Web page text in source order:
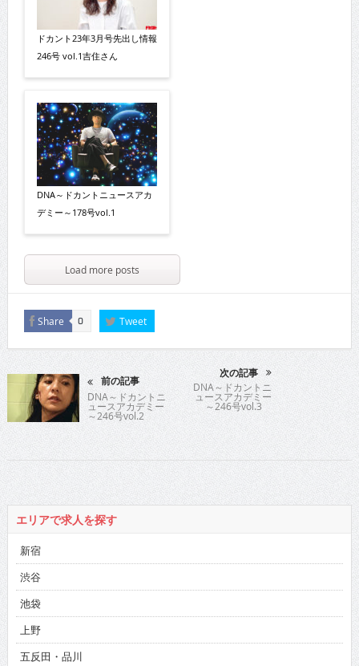
ドカント23年3月号先出し情報
246号 vol.1吉住さん
DNA～ドカントニュースアカ
デミー～178号vol.1
Load more posts
Share 0 Tweet
前の記事
DNA～ドカントニ
ュースアカデミー
～246号vol.2
次の記事
DNA～ドカントニ
ュースアカデミー
～246号vol.3
エリアで求人を探す
新宿
渋谷
池袋
上野
五反田・品川